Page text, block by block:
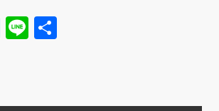
Hatena
Line